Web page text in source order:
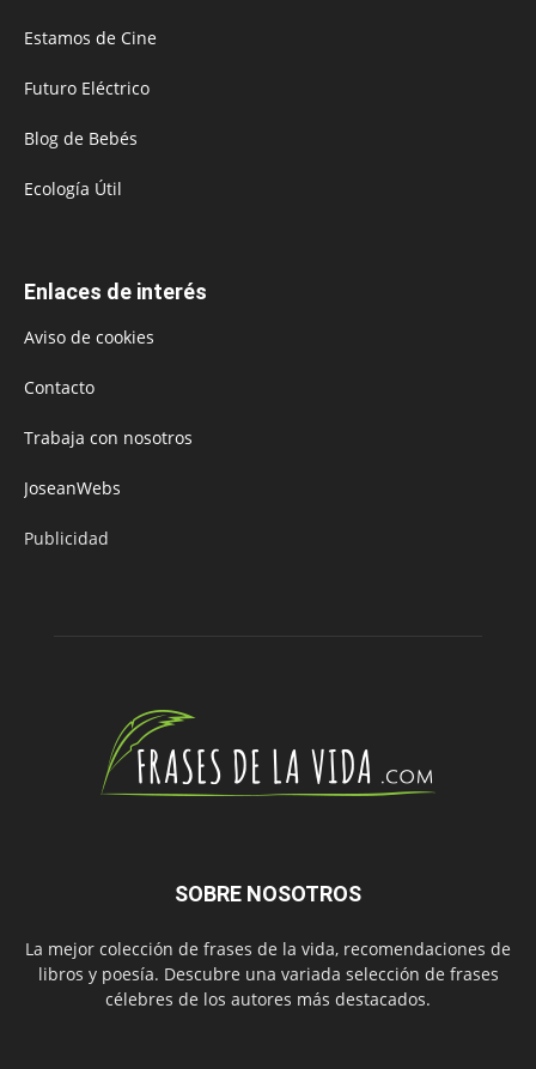
Estamos de Cine
Futuro Eléctrico
Blog de Bebés
Ecología Útil
Enlaces de interés
Aviso de cookies
Contacto
Trabaja con nosotros
JoseanWebs
Publicidad
SOBRE NOSOTROS
La mejor colección de frases de la vida, recomendaciones de
libros y poesía. Descubre una variada selección de frases
célebres de los autores más destacados.